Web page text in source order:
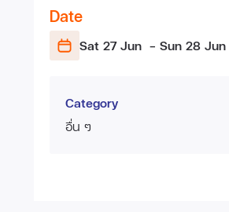
Date
Sat 27 Jun - Sun 28 Jun
Category
อื่น ๆ